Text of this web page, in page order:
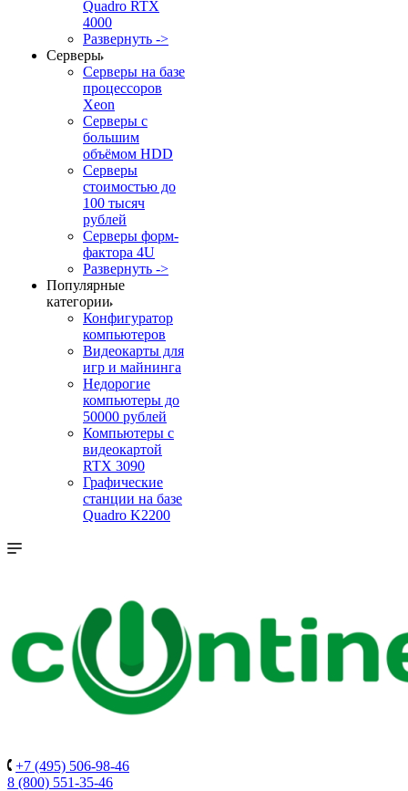
Quadro RTX
4000
Развернуть ->
Серверы
Серверы на базе
процессоров
Xeon
Серверы с
большим
объёмом HDD
Серверы
стоимостью до
100 тысяч
рублей
Серверы форм-
фактора 4U
Развернуть ->
Популярные
категории
Конфигуратор
компьютеров
Видеокарты для
игр и майнинга
Недорогие
компьютеры до
50000 рублей
Компьютеры с
видеокартой
RTX 3090
Графические
станции на базе
Quadro K2200
+7 (495) 506-98-46
8 (800) 551-35-46